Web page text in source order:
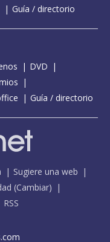
Guía / directorio
DVD
Guía / directorio
Sugiere una web
(Cambiar)
RSS